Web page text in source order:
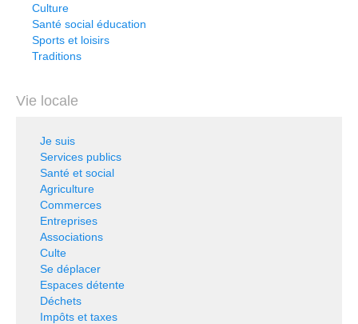
Culture
Santé social éducation
Sports et loisirs
Traditions
Vie locale
Je suis
Services publics
Santé et social
Agriculture
Commerces
Entreprises
Associations
Culte
Se déplacer
Espaces détente
Déchets
Impôts et taxes